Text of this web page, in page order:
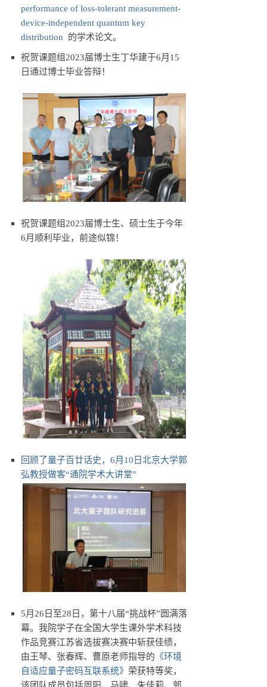
performance of loss-tolerant measurement-
device-independent quantum key
distribution 的学术论文。
祝贺课题组2023届博士生丁华建于6月15
日通过博士毕业答辩！
祝贺课题组2023届博士生、硕士生于今年
6月顺利毕业，前途似锦！
回顾了量子百廿话史，6月10日北京大学郭
弘教授做客“通院学术大讲堂”
5月26日至28日，第十八届“挑战杯”圆满落
幕。我院学子在全国大学生课外学术科技
作品竞赛江苏省选拔赛决赛中斩获佳绩，
由王琴、张春辉、曹原老师指导的 《环境
自适应量子密码互联系统》 荣获特等奖，